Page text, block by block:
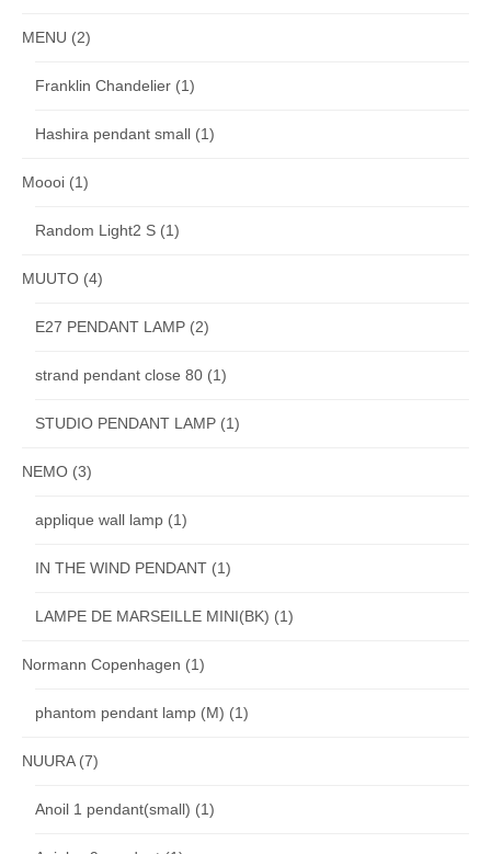
MENU (2)
Franklin Chandelier (1)
Hashira pendant small (1)
Moooi (1)
Random Light2 S (1)
MUUTO (4)
E27 PENDANT LAMP (2)
strand pendant close 80 (1)
STUDIO PENDANT LAMP (1)
NEMO (3)
applique wall lamp (1)
IN THE WIND PENDANT (1)
LAMPE DE MARSEILLE MINI(BK) (1)
Normann Copenhagen (1)
phantom pendant lamp (M) (1)
NUURA(7)
Anoil 1 pendant(small) (1)